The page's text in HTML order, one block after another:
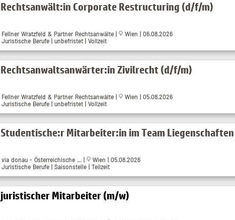
Rechtsanwält:in Corporate Restructuring (d/f/m)
Fellner Wratzfeld & Partner Rechtsanwälte |
Wien | 06.08.2026
Juristische Berufe | unbefristet | Vollzeit
Rechtsanwaltsanwärter:in Zivilrecht (d/f/m)
Fellner Wratzfeld & Partner Rechtsanwälte |
Wien | 05.08.2026
Juristische Berufe | unbefristet | Vollzeit
Studentische:r Mitarbeiter:in im Team Liegenschaften
via donau - Österreichische ... |
Wien | 05.08.2026
Juristische Berufe | Saisonstelle | Teilzeit
juristischer Mitarbeiter (m/w)